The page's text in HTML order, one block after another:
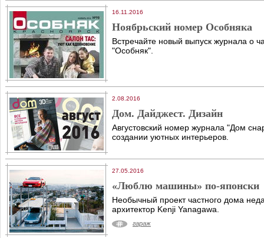
16.11.2016
Ноябрьский номер Особняка
Встречайте новый выпуск журнала о
"Особняк".
2.08.2016
Дом. Дайджест. Дизайн
Августовский номер журнала "Дом
создании уютных интерьеров.
27.05.2016
«Люблю машины» по-японски
Необычный проект частного дома
архитектор Kenji Yanagawa.
гараж